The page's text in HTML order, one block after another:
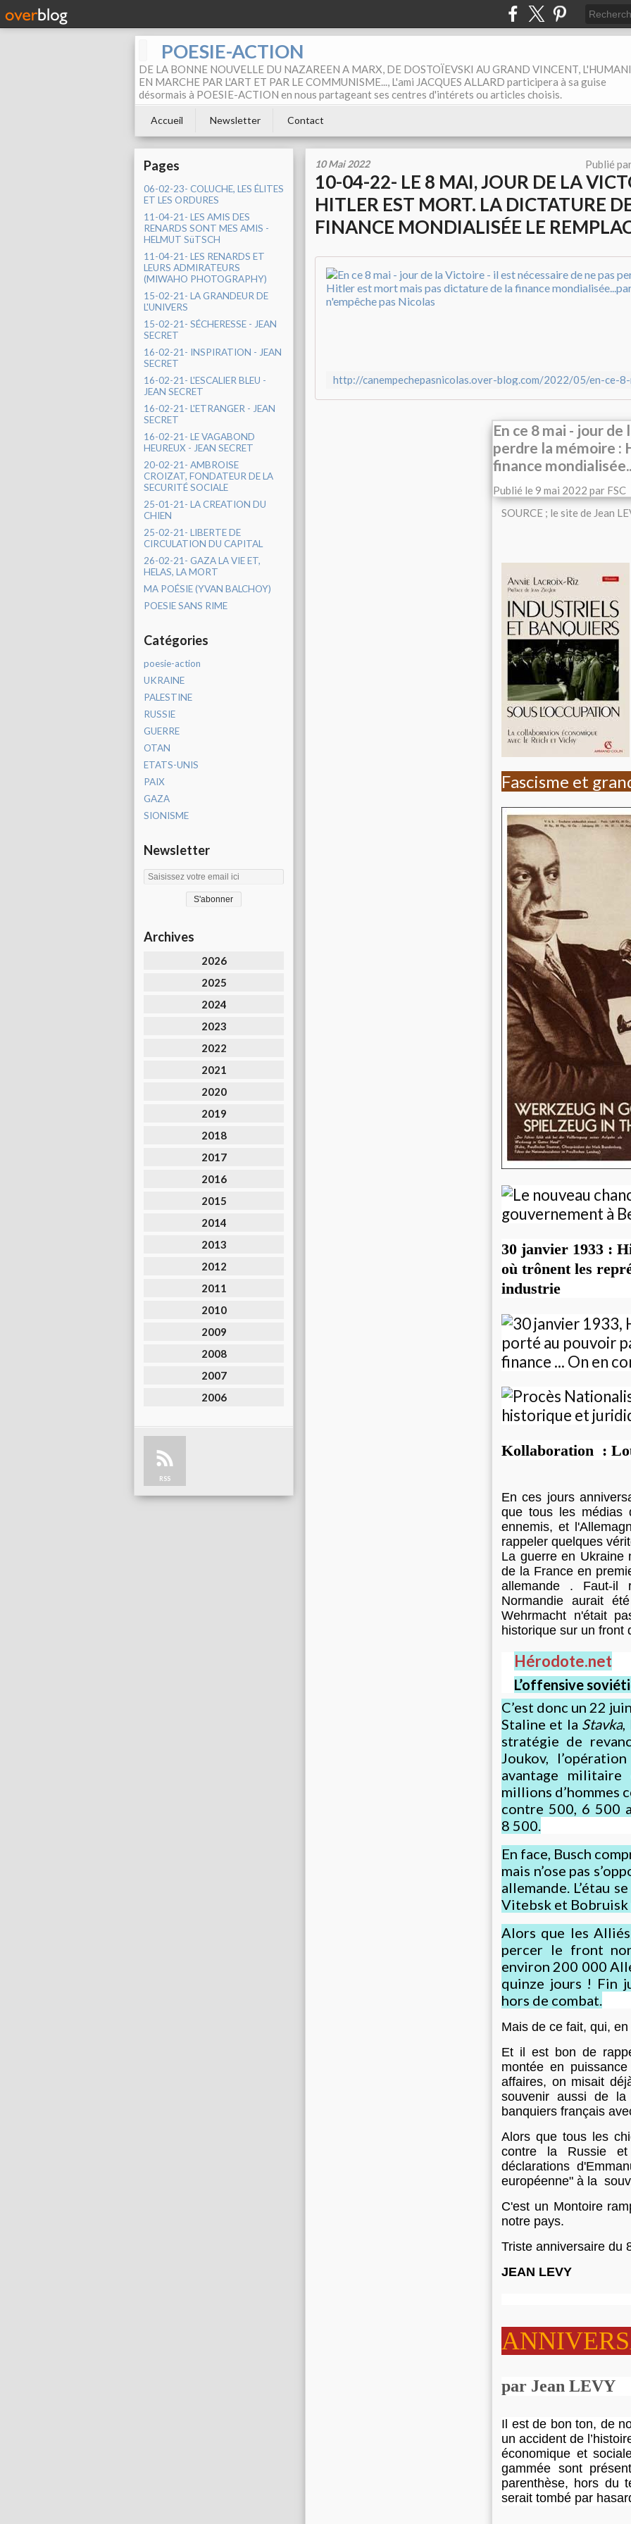
POESIE-ACTION
DE LA BONNE NOUVELLE DU NAZAREEN A MARX, DE DOSTOÏEVSKI AU GRAND VINCENT,
EN MARCHE PAR L'ART ET PAR LE COMMUNISME..., L'ami JACQUES ALLARD participera à sa guise
désormais à POESIE-ACTION en nous partageant ses centres d'intérets ou articles choisis.
Accueil Newsletter Contact
Pages
06-02-23- COLUCHE, LES ÉLITES
ET LES ORDURES
11-04-21- LES AMIS DES
RENARDS SONT MES AMIS -
HELMUT SüTSCH
11-04-21- LES RENARDS ET
LEURS ADMIRATEURS
(MIWAHO PHOTOGRAPHY)
15-02-21- LA GRANDEUR DE
L'UNIVERS
15-02-21- SÉCHERESSE - JEAN
SECRET
16-02-21- INSPIRATION - JEAN
SECRET
16-02-21- L'ESCALIER BLEU -
JEAN SECRET
16-02-21- L'ETRANGER - JEAN
SECRET
16-02-21- LE VAGABOND
HEUREUX - JEAN SECRET
20-02-21- AMBROISE
CROIZAT, FONDATEUR DE LA
SECURITÉ SOCIALE
25-01-21- LA CREATION DU
CHIEN
25-02-21- LIBERTE DE
CIRCULATION DU CAPITAL
26-02-21- GAZA LA VIE ET,
HELAS, LA MORT
MA POÉSIE (YVAN BALCHOY)
POESIE SANS RIME
Catégories
poesie-action
UKRAINE
PALESTINE
RUSSIE
GUERRE
OTAN
ETATS-UNIS
PAIX
GAZA
SIONISME
Newsletter
Archives
2026
2025
2024
2023
2022
2021
2020
2019
2018
2017
2016
2015
2014
2013
2012
2011
2010
2009
2008
2007
2006
RSS
10 Mai 2022 Publié
10-04-22- LE 8 MAI, JOUR DE LA
HITLER EST MORT. LA DICTATURE
FINANCE MONDIALISÉE LE
En ce 8 mai - jour
perdre la mémoire :
finance
Publié le 9 mai 2022 par FSC
SOURCE ; le site de Jean
Fascisme et
30 janvier 1933 :
où trônent les
industrie
Kollaboration :
En ces jours
que tous les médias
ennemis, et
rappeler quelques
La guerre en Ukraine
de la France en
allemande . Faut-il
Normandie aurait
Wehrmacht n'était
historique sur un front
Hérodote.net
L’offensive
C’est donc un 22
Staline et la Stavka
stratégie de
Joukov,
avantage militaire
millions d’hommes
contre 500, 6 500
8 500.
En face, Busch
mais n’ose pas
allemande. L’étau
Vitebsk et Bobruisk
Alors que les
percer le front
environ 200 000
quinze jours ! Fin
hors de combat.
Mais de ce fait, qui,
Et il est bon de
montée en
affaires, on misait
souvenir aussi de la
banquiers français
Alors que tous les
contre la Russie
déclarations
européenne" à la
C'est un Montoire
notre pays.
Triste anniversaire du
JEAN LEVY
par Jean LEVY
Il est de bon ton, de
un accident de
économique et
gammée sont
parenthèse, hors du
serait tombé par